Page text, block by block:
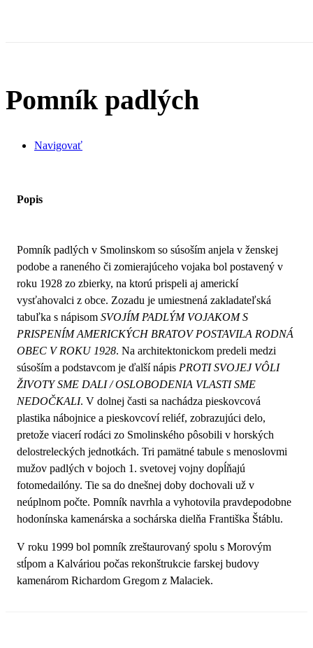
Pomník padlých
Navigovať
Popis
Pomník padlých v Smolinskom so súsoším anjela v ženskej
podobe a raneného či zomierajúceho vojaka bol postavený v
roku 1928 zo zbierky, na ktorú prispeli aj americkí
vysťahovalci z obce. Zozadu je umiestnená zakladateľská
tabuľka s nápisom SVOJÍM PADLÝM VOJAKOM S
PRISPENÍM AMERICKÝCH BRATOV POSTAVILA RODNÁ
OBEC V ROKU 1928. Na architektonickom predeli medzi
súsoším a podstavcom je ďalší nápis PROTI SVOJEJ VÔLI
ŽIVOTY SME DALI / OSLOBODENIA VLASTI SME
NEDOČKALI. V dolnej časti sa nachádza pieskovcová
plastika nábojnice a pieskovcoví reliéf, zobrazujúci delo,
pretože viacerí rodáci zo Smolinského pôsobili v horských
delostreleckých jednotkách. Tri pamätné tabule s menoslovmi
mužov padlých v bojoch 1. svetovej vojny dopĺňajú
fotomedailóny. Tie sa do dnešnej doby dochovali už v
neúplnom počte. Pomník navrhla a vyhotovila pravdepodobne
hodonínska kamenárska a sochárska dielňa Františka Štáblu.
V roku 1999 bol pomník zreštaurovaný spolu s Morovým
stĺpom a Kalváriou počas rekonštrukcie farskej budovy
kamenárom Richardom Gregom z Malaciek.